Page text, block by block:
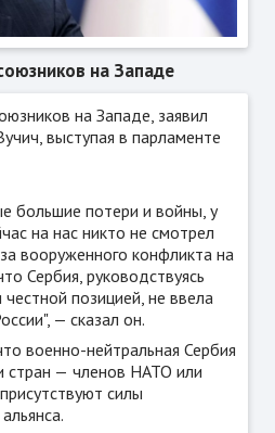
на Западе
на Западе, заявил
выступая в парламенте
большие потери и войны, у
на нас никто не смотрел
вооруженного конфликта на
Сербия, руководствуясь
позицией, не ввела
— сказал он.
военно-нейтральная Сербия
стран — членов НАТО или
силы